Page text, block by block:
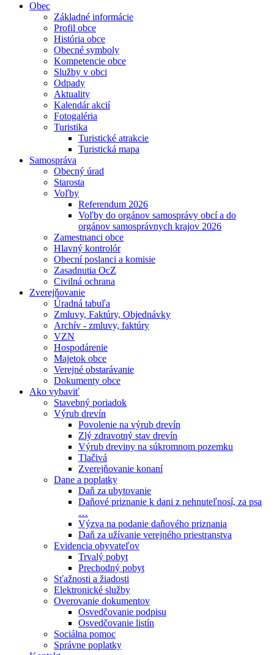
Obec
Základné informácie
Profil obce
História obce
Obecné symboly
Kompetencie obce
Služby v obci
Odpady
Aktuality
Kalendár akcií
Fotogaléria
Turistika
Turistické atrakcie
Turistická mapa
Samospráva
Obecný úrad
Starosta
Voľby
Referendum 2026
Voľby do orgánov samosprávy obcí a do
orgánov samosprávnych krajov 2026
Zamestnanci obce
Hlavný kontrolór
Obecní poslanci a komisie
Zasadnutia OcZ
Civilná ochrana
Zverejňovanie
Úradná tabuľa
Zmluvy, Faktúry, Objednávky
Archív - zmluvy, faktúry
VZN
Hospodárenie
Majetok obce
Verejné obstarávanie
Dokumenty obce
Ako vybaviť
Stavebný poriadok
Výrub drevín
Povolenie na výrub drevín
Zlý zdravotný stav drevín
Výrub dreviny na súkromnom pozemku
Tlačivá
Zverejňovanie konaní
Dane a poplatky
Daň za ubytovanie
Daňové priznanie k dani z nehnuteľnosí, za psa
…
Výzva na podanie daňového priznania
Daň za užívanie verejného priestranstva
Evidencia obyvateľov
Trvalý pobyt
Prechodný pobyt
Sťažnosti a žiadosti
Elektronické služby
Overovanie dokumentov
Osvedčovanie podpisu
Osvedčovanie listín
Sociálna pomoc
Správne poplatky